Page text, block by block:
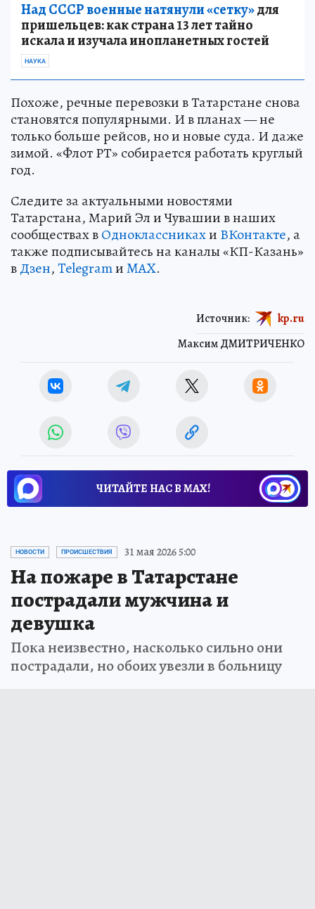
Над СССР военные натянули «сетку»для
пришельцев: как страна 13 лет тайно
искала и изучала инопланетных гостей
НАУКА
Похоже, речные перевозки в Татарстане снова
становятся популярными. И в планах — не
только больше рейсов, но и новые суда. И даже
зимой. «Флот РТ» собирается работать круглый
год.
Следите за актуальными новостями
Татарстана, Марий Эл и Чувашии в наших
сообществах вОдноклассникахи ВКонтакте, а
также подписывайтесь на каналы «КП-Казань»
вДзен,TelegramиMAX.
Максим ДМИТРИЧЕНКО
Источник: kp.ru
ЧИТАЙТЕ НАС В МАХ!
НОВОСТИ ПРОИСШЕСТВИЯ 31 мая 2026 5:00
На пожаре в Татарстане
пострадали мужчина и
девушка
Пока неизвестно, насколько сильно они
пострадали, но обоих увезли в больницу